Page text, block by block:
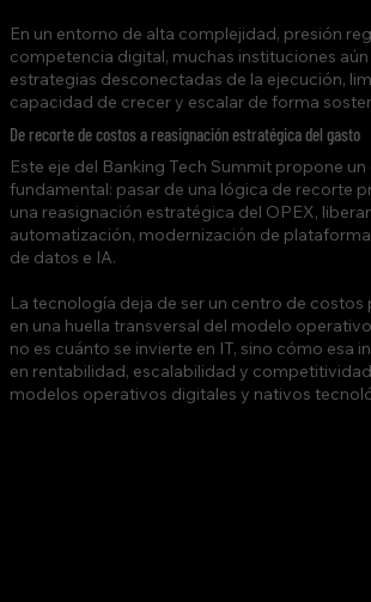
En un entorno de alta complejidad, presión
competencia digital, muchas instituciones
estrategias desconectadas de la ejecución,
capacidad de crecer y escalar de forma
De recorte de costos a reasignación estratégica del gasto
Este eje del Banking Tech Summit propone
fundamental: pasar de una lógica de recorte
una reasignación estratégica del OPEX,
automatización, modernización de
de datos e IA.
La tecnología deja de ser un centro de costos
en una huella transversal del modelo
no es cuánto se invierte en IT, sino cómo esa
en rentabilidad, escalabilidad y
modelos operativos digitales y nativos